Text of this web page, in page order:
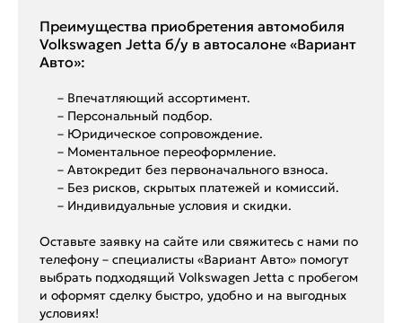
Преимущества приобретения автомобиля
Volkswagen Jetta б/у в автосалоне «Вариант
Авто»:
– Впечатляющий ассортимент.
– Персональный подбор.
– Юридическое сопровождение.
– Моментальное переоформление.
– Автокредит без первоначального взноса.
– Без рисков, скрытых платежей и комиссий.
– Индивидуальные условия и скидки.
Оставьте заявку на сайте или свяжитесь с нами по
телефону – специалисты «Вариант Авто» помогут
выбрать подходящий Volkswagen Jetta с пробегом
и оформят сделку быстро, удобно и на выгодных
условиях!